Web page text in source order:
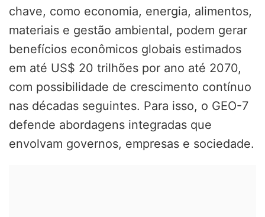
chave, como economia, energia, alimentos,
materiais e gestão ambiental, podem gerar
benefícios econômicos globais estimados
em até US$ 20 trilhões por ano até 2070,
com possibilidade de crescimento contínuo
nas décadas seguintes. Para isso, o GEO-7
defende abordagens integradas que
envolvam governos, empresas e sociedade.